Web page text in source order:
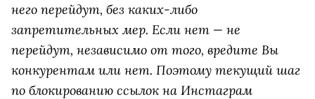
него перейдут, без каких-либо
запретительных мер. Если нет — не
перейдут, независимо от того, вредите Вы
конкурентам или нет. Поэтому текущий шаг
по блокированию ссылок на Инстаграм